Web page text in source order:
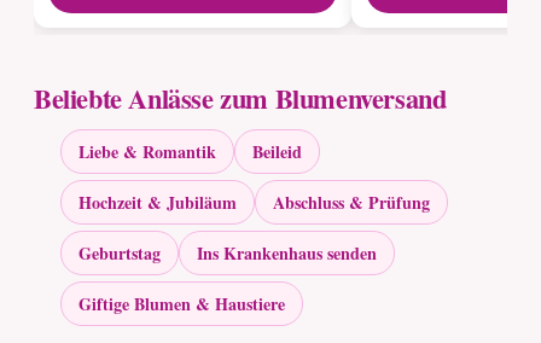
Beliebte Anlässe zum Blumenversand
Liebe & Romantik
Beileid
Hochzeit & Jubiläum
Abschluss & Prüfung
Geburtstag
Ins Krankenhaus senden
Giftige Blumen & Haustiere